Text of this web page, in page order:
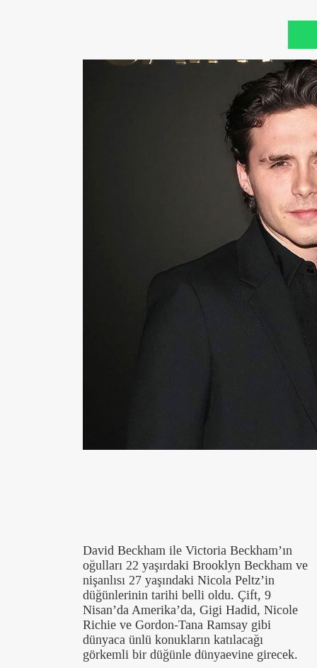
David Beckham ile Victoria Beckham’ın
oğulları 22 yaşırdaki Brooklyn Beckham ve
nişanlısı 27 yaşındaki Nicola Peltz’in
düğünlerinin tarihi belli oldu. Çift, 9
Nisan’da Amerika’da, Gigi Hadid, Nicole
Richie ve Gordon-Tana Ramsay gibi
dünyaca ünlü konukların katılacağı
görkemli bir düğünle dünyaevine girecek.